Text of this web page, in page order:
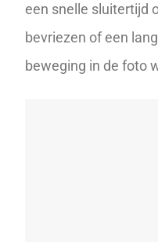
een snelle sluitertijd
bevriezen of een
beweging in de foto